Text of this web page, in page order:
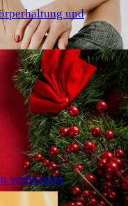
und
verbessern